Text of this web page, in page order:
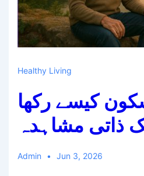
Healthy Living
کیسے رکھا
ذاتی مشاہدہ
Admin Jun 3, 2026